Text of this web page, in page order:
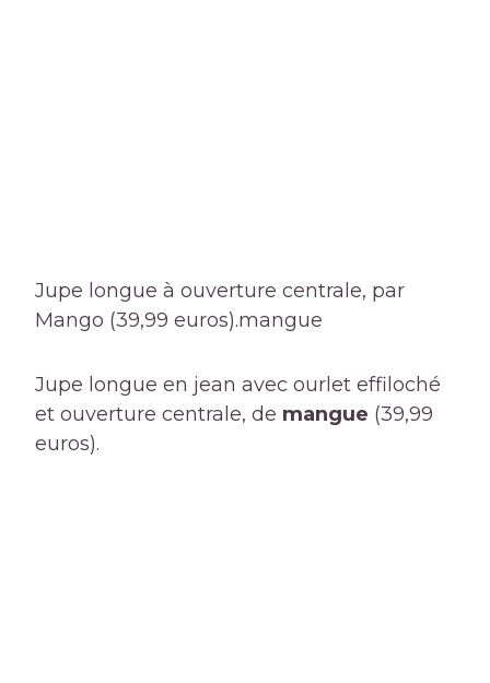
Jupe longue à ouverture centrale, par
Mango (39,99 euros).mangue
Jupe longue en jean avec ourlet effiloché
et ouverture centrale, de mangue (39,99
euros).